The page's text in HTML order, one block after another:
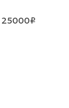
25000₽